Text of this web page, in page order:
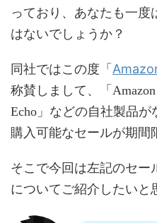
っており、あなたも一度
はないでしょうか？
同社ではこの度「
称賛しまして、「
Echo」などの自社製品が
購入可能なセールが期間
そこで今回は左記のセー
についてご紹介したいと